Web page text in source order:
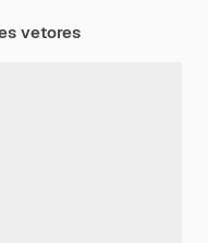
vetores